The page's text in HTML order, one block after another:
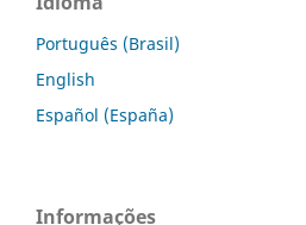
Português (Brasil)
English
Español (España)
Informações